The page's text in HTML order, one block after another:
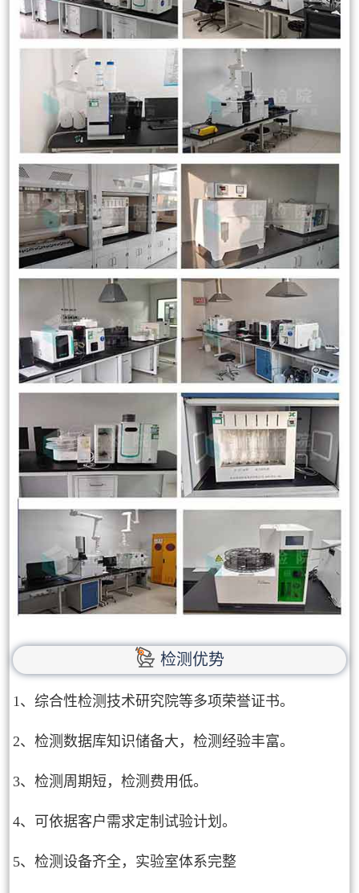
检测优势
1、综合性检测技术研究院等多项荣誉证书。
2、检测数据库知识储备大，检测经验丰富。
3、检测周期短，检测费用低。
4、可依据客户需求定制试验计划。
5、检测设备齐全，实验室体系完整